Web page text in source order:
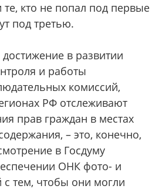
кто не попал под первые
под третью.
в развитии
и работы
комиссий,
РФ отслеживают
прав граждан в местах
– это, конечно,
в Госдуму
ОНК фото- и
с тем, чтобы они могли